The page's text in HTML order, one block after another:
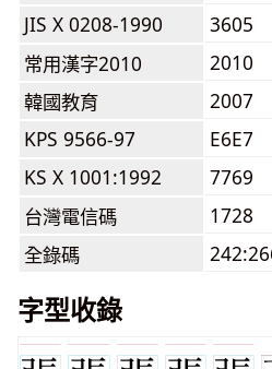
JIS X 0208-1990
3605
常用漢字2010
2010
韓國教育
2007
KPS 9566-97
E6E7
KS X 1001:1992
7769
台灣電信碼
1728
全錄碼
字型收錄